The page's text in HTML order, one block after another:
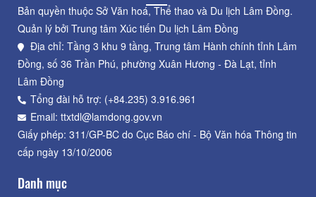
Bản quyền thuộc Sở Văn hoá, Thể thao và Du lịch Lâm Đồng.
Quản lý bởi Trung tâm Xúc tiến Du lịch Lâm Đồng
Địa chỉ: Tầng 3 khu 9 tầng, Trung tâm Hành chính tỉnh Lâm
Đồng, số 36 Trần Phú, phường Xuân Hương - Đà Lạt, tỉnh
Lâm Đồng
Tổng đài hỗ trợ: (+84.235) 3.916.961
Email: ttxtdl@lamdong.gov.vn
Giấy phép: 311/GP-BC do Cục Báo chí - Bộ Văn hóa Thông tin
cấp ngày 13/10/2006
Danh mục